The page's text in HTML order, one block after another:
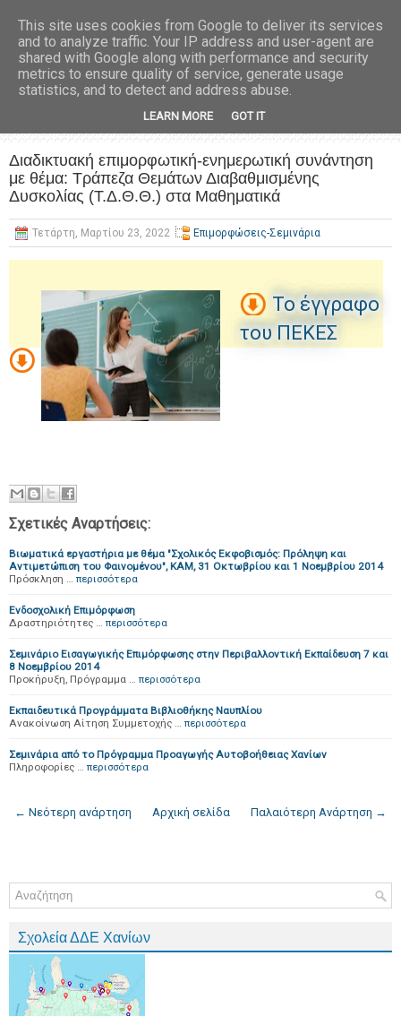
Διαδικτυακή επιμορφωτική-ενημερωτική συνάντηση
με θέμα: Τράπεζα Θεμάτων Διαβαθμισμένης
Δυσκολίας (Τ.Δ.Θ.Θ.) στα Μαθηματικά
Τετάρτη, Μαρτίου 23, 2022 Επιμορφώσεις-Σεμινάρια
Το έγγραφο
του ΠΕΚΕΣ
Σχετικές Αναρτήσεις:
Βιωματικά εργαστήρια με θέμα "Σχολικός Εκφοβισμός: Πρόληψη και
Αντιμετώπιση του Φαινομένου", ΚΑΜ, 31 Οκτωβρίου και 1 Νοεμβρίου 2014
Πρόσκληση … περισσότερα
Ενδοσχολική Επιμόρφωση
Δραστηριότητες … περισσότερα
Σεμινάριο Εισαγωγικής Επιμόρφωσης στην Περιβαλλοντική Εκπαίδευση 7 και
8 Νοεμβρίου 2014
Προκήρυξη, Πρόγραμμα … περισσότερα
Εκπαιδευτικά Προγράμματα Βιβλιοθήκης Ναυπλίου
Ανακοίνωση Αίτηση Συμμετοχής … περισσότερα
Σεμινάρια από το Πρόγραμμα Προαγωγής Αυτοβοήθειας Χανίων
Πληροφορίες … περισσότερα
← Νεότερη ανάρτηση Παλαιότερη Ανάρτηση →
Αρχική σελίδα
Σχολεία ΔΔΕ Χανίων
This site uses cookies from Google to deliver its services
and to analyze traffic. Your IP address and user-agent are
shared with Google along with performance and security
metrics to ensure quality of service, generate usage
statistics, and to detect and address abuse.
LEARN MORE GOT IT